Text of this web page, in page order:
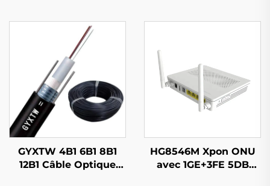
GYXTW 4B1 6B1 8B1
12B1 Câble Optique
HG8546M Xpon ONU
avec 1GE+3FE 5DB